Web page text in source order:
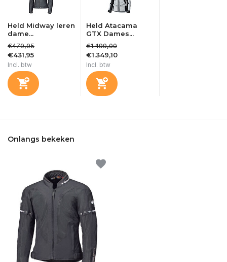
Held Midway leren
dame...
€479,95
€431,95
Incl. btw
Held Atacama
GTX Dames...
€1.499,00
€1.349,10
Incl. btw
Onlangs bekeken